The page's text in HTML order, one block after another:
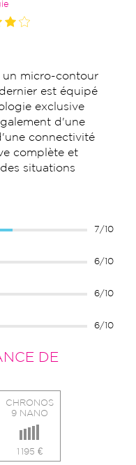
un micro-contour
est équipé
exclusive
d'une
connectivité
complète et
situations
7/10
6/10
6/10
6/10
DE
CHRONOS
9 NANO
1 195 €